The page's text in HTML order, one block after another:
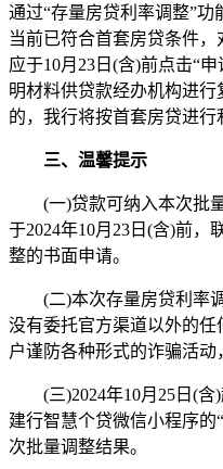
通过“存量房贷利率调整”
当前已符合首套房贷条件，
应于10月23日(含)前点击“
明材料供贷款经办机构进
的，我行将按首套房贷进行
三、温馨提示
(一)贷款可纳入本次批量
于2024年10月23日(含)前，
整的书面申请。
(二)本次存量房贷利率调
没有委托官方渠道以外的
户谨防各种形式的诈骗活动
(三)2024年10月25日(含)
建行智慧个贷微信小程序
次批量调整结果。